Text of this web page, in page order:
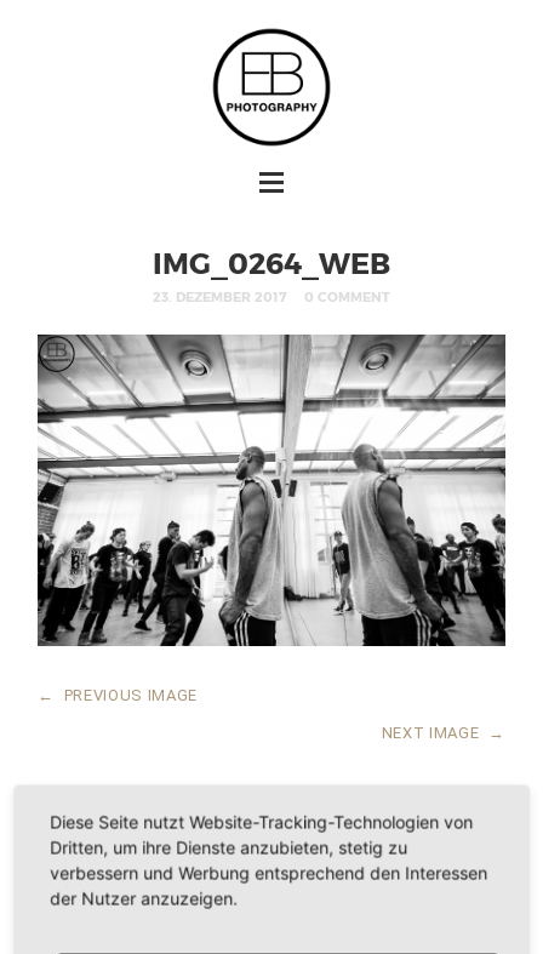
IMG_0264_WEB
23. DEZEMBER 2017 0 COMMENT
← PREVIOUS IMAGE
NEXT IMAGE →
LEAVE A COMMENT
Diese Seite nutzt Website-Tracking-Technologien von
Dritten, um ihre Dienste anzubieten, stetig zu
verbessern und Werbung entsprechend den Interessen
der Nutzer anzuzeigen.